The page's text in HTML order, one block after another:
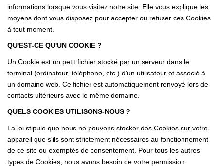
Qui Sommes Nous
Nos Partenaires
Nos Actualités
Avis Clients
CONTACT
informations lorsque vous visitez notre site. Elle vous explique les
moyens dont vous disposez pour accepter ou refuser ces Cookies
à tout moment.
QU'EST-CE QU'UN COOKIE ?
Un Cookie est un petit fichier stocké par un serveur dans le
terminal (ordinateur, téléphone, etc.) d'un utilisateur et associé à
un domaine web. Ce fichier est automatiquement renvoyé lors de
contacts ultérieurs avec le même domaine.
QUELS COOKIES UTILISONS-NOUS ?
La loi stipule que nous ne pouvons stocker des Cookies sur votre
appareil que s'ils sont strictement nécessaires au fonctionnement
de ce site ou exemptés de consentement. Pour tous les autres
types de Cookies, nous avons besoin de votre permission.